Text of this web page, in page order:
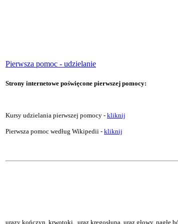
Pierwsza pomoc - udzielanie
Strony internetowe poświęcone pierwszej pomocy:
Kursy udzielania pierwszej pomocy - kliknij
Pierwsza pomoc według Wikipedii - kliknij
urazy kończyn, krwotoki, uraz kręgosłupa, uraz głowy,